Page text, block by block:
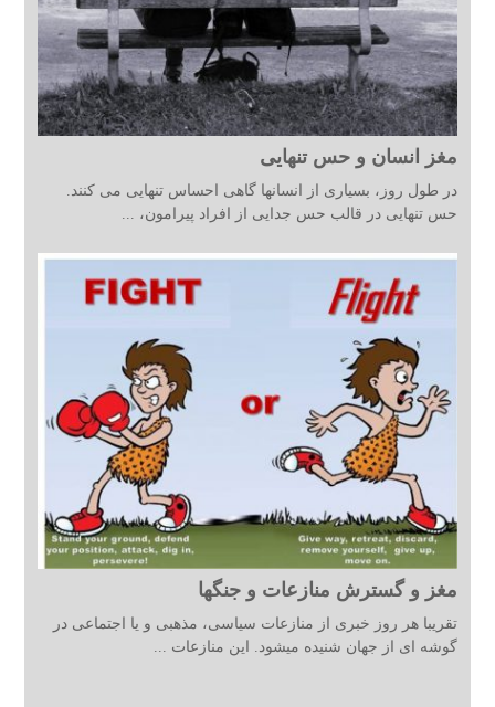
مغز انسان و حس تنهایی
در طول روز، بسیاری از انسانها گاهی احساس تنهایی می کنند.
حس تنهایی در قالب حس جدایی از افراد پیرامون، ...
مغز و گسترش منازعات و جنگها
تقریبا هر روز خبری از منازعات سیاسی، مذهبی و یا اجتماعی در
گوشه ای از جهان شنیده میشود. این منازعات ...